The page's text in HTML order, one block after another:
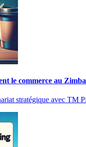
le commerce au
stratégique avec